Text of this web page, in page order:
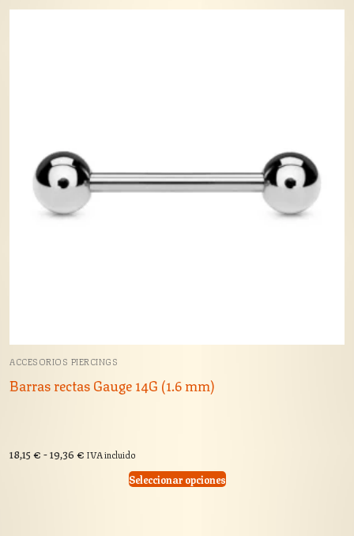
ACCESORIOS PIERCINGS
Barras rectas Gauge 14G (1.6 mm)
18,15€-19,36€Rango
de
IVA incluido
Seleccionar opciones